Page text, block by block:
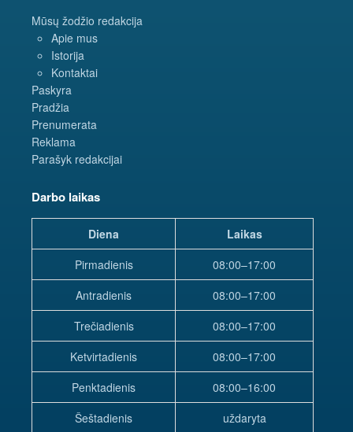
Mūsų žodžio redakcija
Apie mus
Istorija
Kontaktai
Paskyra
Pradžia
Prenumerata
Reklama
Parašyk redakcijai
Darbo laikas
Diena
Laikas
Pirmadienis
08:00–17:00
Antradienis
08:00–17:00
Trečiadienis
08:00–17:00
Ketvirtadienis
08:00–17:00
Penktadienis
08:00–16:00
Šeštadienis
uždaryta